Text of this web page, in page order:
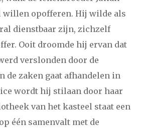
willen opofferen. Hij wilde als
dienstbaar zijn, zichzelf
Ooit droomde hij ervan dat
verslonden door de
de zaken gaat afhandelen in
wordt hij stilaan door haar
van het kasteel staat een
één samenvalt met de